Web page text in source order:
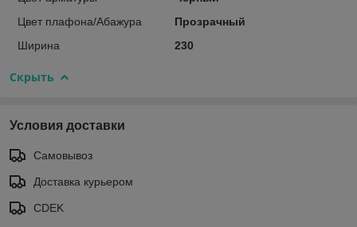
Цвет плафона/Абажура
Прозрачный
Ширина
230
Скрыть
Условия доставки
Самовывоз
Доставка курьером
CDEK